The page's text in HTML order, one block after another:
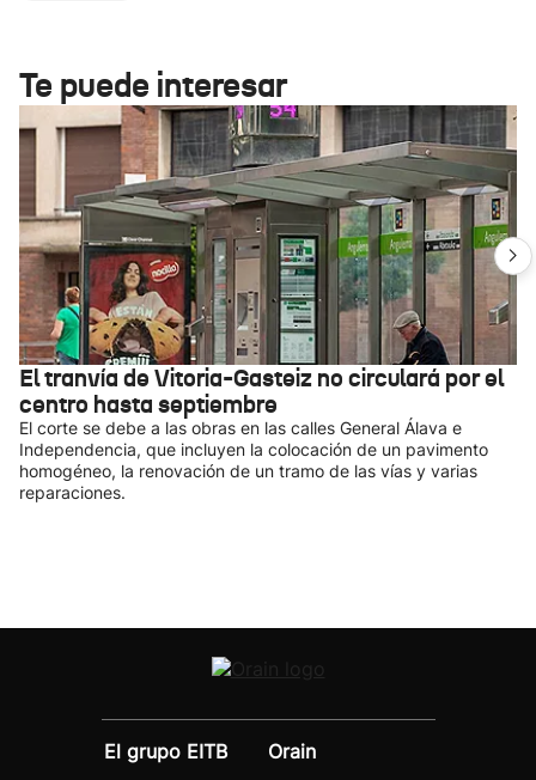
Te puede interesar
El tranvía de Vitoria-Gasteiz no circulará por el
centro hasta septiembre
El corte se debe a las obras en las calles General Álava e
Independencia, que incluyen la colocación de un pavimento
homogéneo, la renovación de un tramo de las vías y varias
reparaciones.
El grupo EITB
Orain